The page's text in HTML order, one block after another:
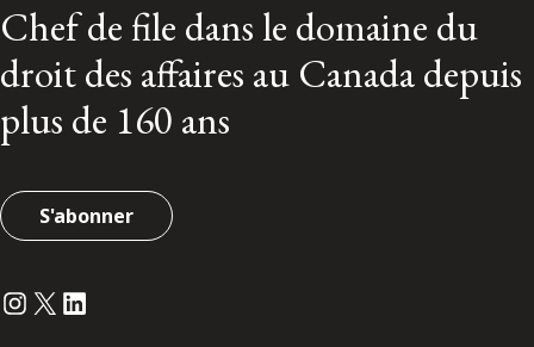
Chef de file dans le domaine du
droit des affaires au Canada depuis
plus de 160 ans
S'abonner
Instagram
Twitter
LinkedIn